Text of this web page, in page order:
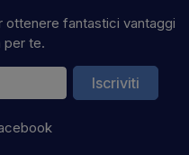
ottenere fantastici vantaggi
per te.
Iscriviti